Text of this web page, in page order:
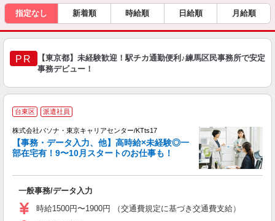
指定なし 新着順 時給順 日給順 月給順
PR
【東京都】未経験歓迎！駅チカ通勤便利♪練馬区民事務所で安定
事務デビュー！
台東区 派遣社員
株式会社パソナ・東京キャリアセンター/KTts17
【事務・データ入力、他】高時給×未経験◎一
部在宅有！9〜10月スタートのお仕事も！
一般事務/データ入力
時給1500円〜1900円 （交通費規定に基づき交通費支給）